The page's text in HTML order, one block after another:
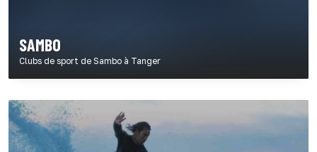
SAMBO
Clubs de sport de Sambo à Tanger